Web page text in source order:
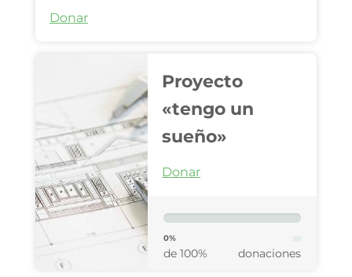
Donar
Proyecto
«tengo un
sueño»
Donar
0%
de 100% donaciones